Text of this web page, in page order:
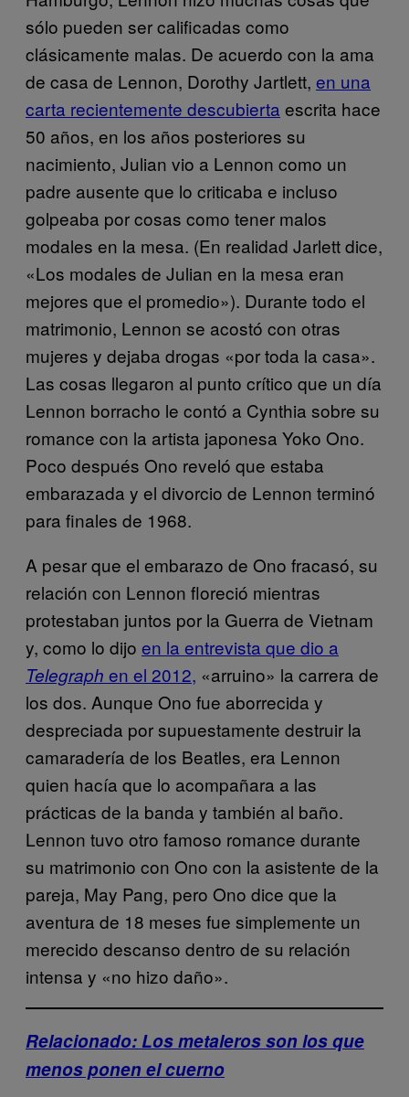
sólo pueden ser calificadas como
clásicamente malas. De acuerdo con la ama
de casa de Lennon, Dorothy Jartlett, en una
carta recientemente descubierta escrita hace
50 años, en los años posteriores su
nacimiento, Julian vio a Lennon como un
padre ausente que lo criticaba e incluso
golpeaba por cosas como tener malos
modales en la mesa. (En realidad Jarlett dice,
«Los modales de Julian en la mesa eran
mejores que el promedio»). Durante todo el
matrimonio, Lennon se acostó con otras
mujeres y dejaba drogas «por toda la casa».
Las cosas llegaron al punto crítico que un día
Lennon borracho le contó a Cynthia sobre su
romance con la artista japonesa Yoko Ono.
Poco después Ono reveló que estaba
embarazada y el divorcio de Lennon terminó
para finales de 1968.
A pesar que el embarazo de Ono fracasó, su
relación con Lennon floreció mientras
protestaban juntos por la Guerra de Vietnam
y, como lo dijo en la entrevista que dio a
Telegraph en el 2012, «arruino» la carrera de
los dos. Aunque Ono fue aborrecida y
despreciada por supuestamente destruir la
camaradería de los Beatles, era Lennon
quien hacía que lo acompañara a las
prácticas de la banda y también al baño.
Lennon tuvo otro famoso romance durante
su matrimonio con Ono con la asistente de la
pareja, May Pang, pero Ono dice que la
aventura de 18 meses fue simplemente un
merecido descanso dentro de su relación
intensa y «no hizo daño».
Relacionado: Los metaleros son los que
menos ponen el cuerno